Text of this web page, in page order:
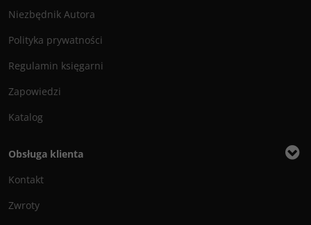
Niezbędnik Autora
Polityka prywatności
Regulamin księgarni
Zapowiedzi
Katalog
Obsługa klienta
Kontakt
Zwroty